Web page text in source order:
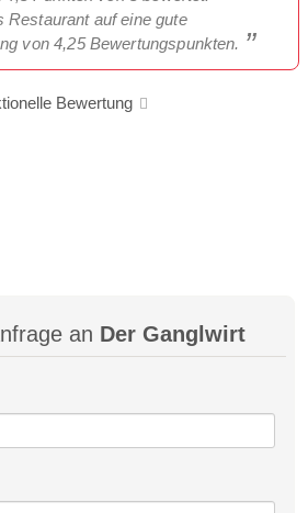
auf eine gute
von 4,25 Bewertungspunkten.
Bewertung
an Der Ganglwirt